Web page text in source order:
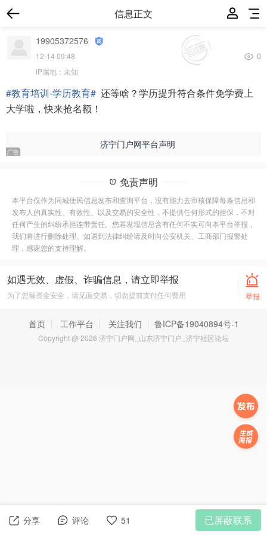
信息正文
19905372576
0
12-14 09:48
IP属地： 未知
#教育培训-学历教育# 还等啥？学历提升符合条件免学费上
大学啦，快来抢名额！
济宁门户网平台声明
免责声明
本平台仅作为同城便民信息发布和查询平台，没有能力去审核保障每条信息和
发布人的真实性、有效性、以及交易的安全性，不提供任何形式的担保，不对
任何产生的纠纷承担连带责任。您若发现信息含有任何不实可向本平台举报，
我们将进行删除处理。如遇到法律纠纷请及时向公安机关、工商部门报警处
理，感谢您的支持理解。
如遇无效、虚假、诈骗信息，请立即举报
为了您额资金安全，请见面交易，切勿提前支付任何费用 举报
分享 评论 51 已屏蔽联系
首页 工作平台 关注我们 鲁ICP备19040894号-1
Copyright @ 2026 济宁门户网_山东济宁门户_济宁社区论坛